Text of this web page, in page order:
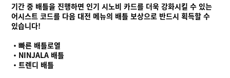
기간 중 배틀을 진행하면 인기 시노비 카드를 더욱 강화시킬 수 있는
어시스트 코드를 다음 대전 메뉴의 배틀 보상으로 반드시 획득할 수
있습니다!
・빠른 배틀로열
・NINJALA 배틀
・트렌디 배틀